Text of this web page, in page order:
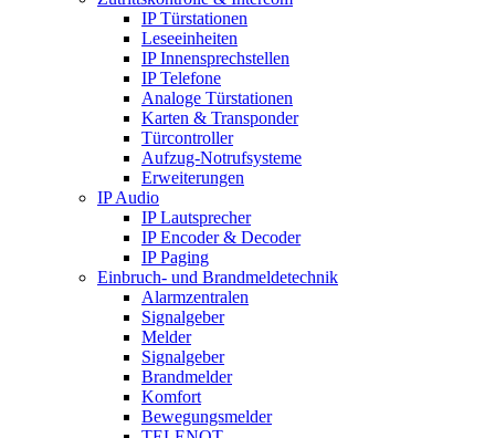
IP Türstationen
Leseeinheiten
IP Innensprechstellen
IP Telefone
Analoge Türstationen
Karten & Transponder
Türcontroller
Aufzug-Notrufsysteme
Erweiterungen
IP Audio
IP Lautsprecher
IP Encoder & Decoder
IP Paging
Einbruch- und Brandmeldetechnik
Alarmzentralen
Signalgeber
Melder
Signalgeber
Brandmelder
Komfort
Bewegungsmelder